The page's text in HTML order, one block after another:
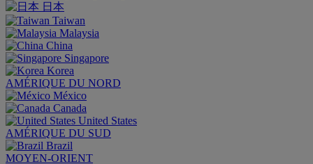
日本
Taiwan
Malaysia
China
Singapore
Korea
AMÉRIQUE DU NORD
México
Canada
United States
AMÉRIQUE DU SUD
Brazil
MOYEN-ORIENT